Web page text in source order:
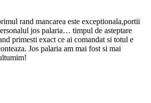
rand mancarea este exceptionala,portii
jos palaria… timpul de asteptare
primesti exact ce ai comandat si totul e
Jos palaria am mai fost si mai